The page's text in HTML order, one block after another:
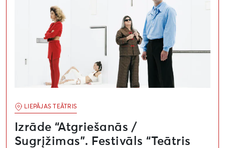
LIEPĀJAS TEĀTRIS
Izrāde “Atgriešanās /
Sugrįžimas”. Festivāls “Teātris